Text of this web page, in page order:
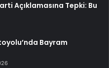
Açıklamasına Tepki: Bu
Bayram